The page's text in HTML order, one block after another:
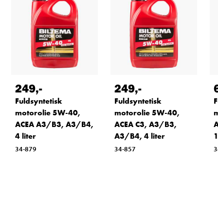
249,-
Fuldsyntetisk
motorolie 5W-40,
ACEA A3/B3, A3/B4,
4 liter
34-879
249,-
Fuldsyntetisk
motorolie 5W-40,
ACEA C3, A3/B3,
A3/B4, 4 liter
34-857